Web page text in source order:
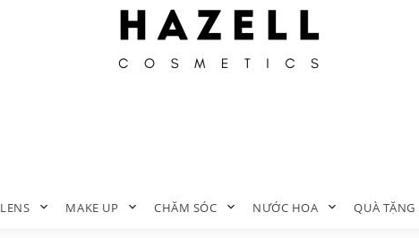
LENS MAKE UP CHĂM SÓC NƯỚC HOA QUÀ TẶNG